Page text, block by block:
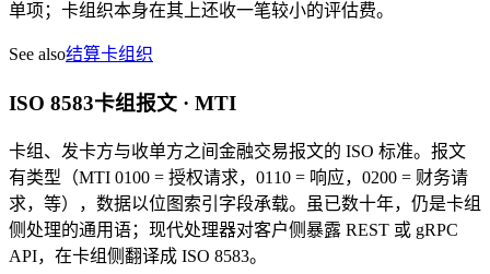
单项；卡组织本身在其上还收一笔较小的评估费。
See also结算卡组织
ISO 8583卡组报文 · MTI
卡组、发卡方与收单方之间金融交易报文的 ISO 标准。报文
有类型（MTI 0100 = 授权请求，0110 = 响应，0200 = 财务请
求，等），数据以位图索引字段承载。虽已数十年，仍是卡组
侧处理的通用语；现代处理器对客户侧暴露 REST 或 gRPC
API，在卡组侧翻译成 ISO 8583。